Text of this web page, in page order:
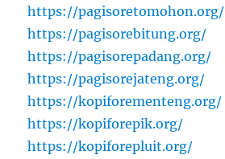
https://pagisoretomohon.org/
https://pagisorebitung.org/
https://pagisorepadang.org/
https://pagisorejateng.org/
https://kopiforementeng.org/
https://kopiforepik.org/
https://kopiforepluit.org/